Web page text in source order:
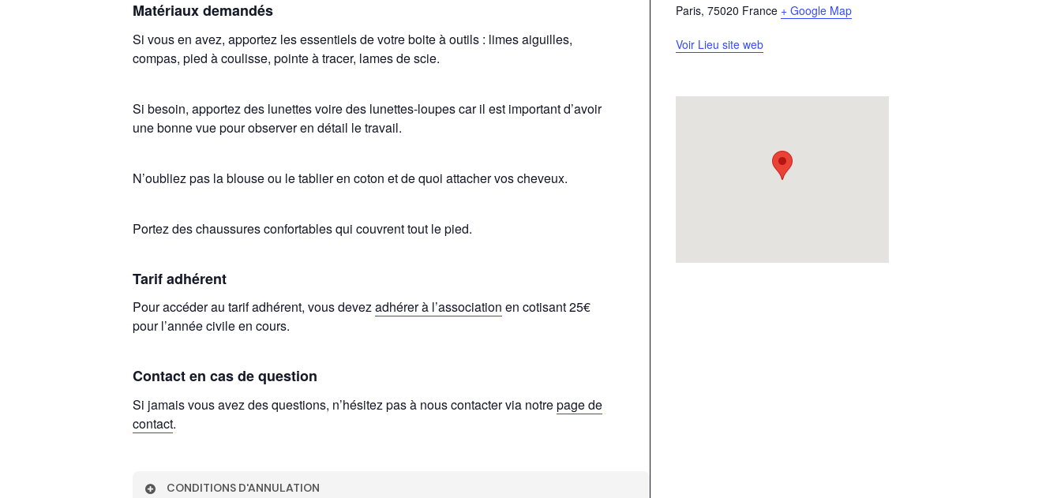
Matériaux demandés
Si vous en avez, apportez les essentiels de votre boite à outils : limes aiguilles,
compas, pied à coulisse, pointe à tracer, lames de scie.
Si besoin, apportez des lunettes voire des lunettes-loupes car il est important d’avoir
une bonne vue pour observer en détail le travail.
N’oubliez pas la blouse ou le tablier en coton et de quoi attacher vos cheveux.
Portez des chaussures confortables qui couvrent tout le pied.
Tarif adhérent
Pour accéder au tarif adhérent, vous devezadhérer à l’association en cotisant 25€
pour l’année civile en cours.
Contact en cas de question
Si jamais vous avez des questions, n’hésitez pas à nous contacter via notrepage de
contact.
CONDITIONS D'ANNULATION
Paris, 75020 France + Google Map
Voir Lieu site web